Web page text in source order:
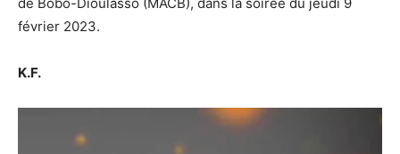
février 2023.
K.F.
Lecteur